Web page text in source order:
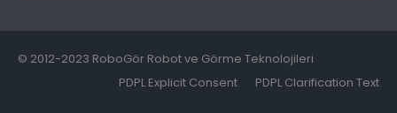
© 2012-2023 RoboGör Robot ve Görme Teknolojileri
PDPL Explicit Consent
PDPL Clarification Text